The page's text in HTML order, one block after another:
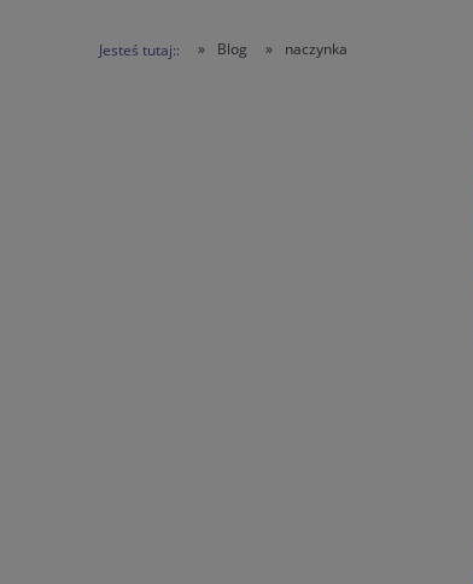
Jesteś tutaj:: » Blog » naczynka